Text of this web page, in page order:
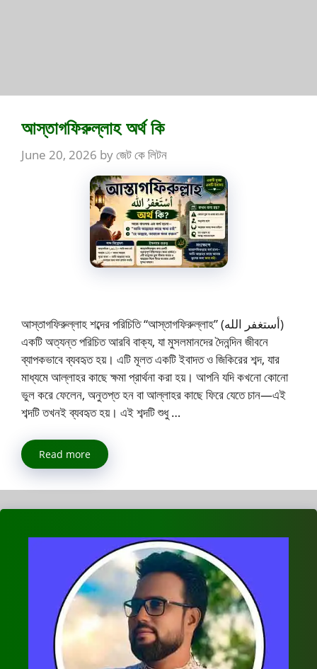
আস্তাগফিরুল্লাহ অর্থ কি
June 20, 2026 byজেট কে লিটন
আস্তাগফিরুল্লাহ শব্দের পরিচিতি “আস্তাগফিরুল্লাহ” (أستغفر الله)
একটি অত্যন্ত পরিচিত আরবি বাক্য, যা মুসলমানদের দৈনন্দিন জীবনে
ব্যাপকভাবে ব্যবহৃত হয়। এটি মূলত একটি ইবাদত ও জিকিরের শব্দ, যার
মাধ্যমে আল্লাহর কাছে ক্ষমা প্রার্থনা করা হয়। আপনি যদি কখনো কোনো
ভুল করে ফেলেন, অনুতপ্ত হন বা আল্লাহর কাছে ফিরে যেতে চান—এই
শব্দটি তখনই ব্যবহৃত হয়। এই শব্দটি শুধু …
Read more